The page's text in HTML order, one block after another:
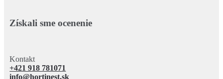
Získali sme ocenenie
Kontakt
+421 918 781071
info@hortinest.sk